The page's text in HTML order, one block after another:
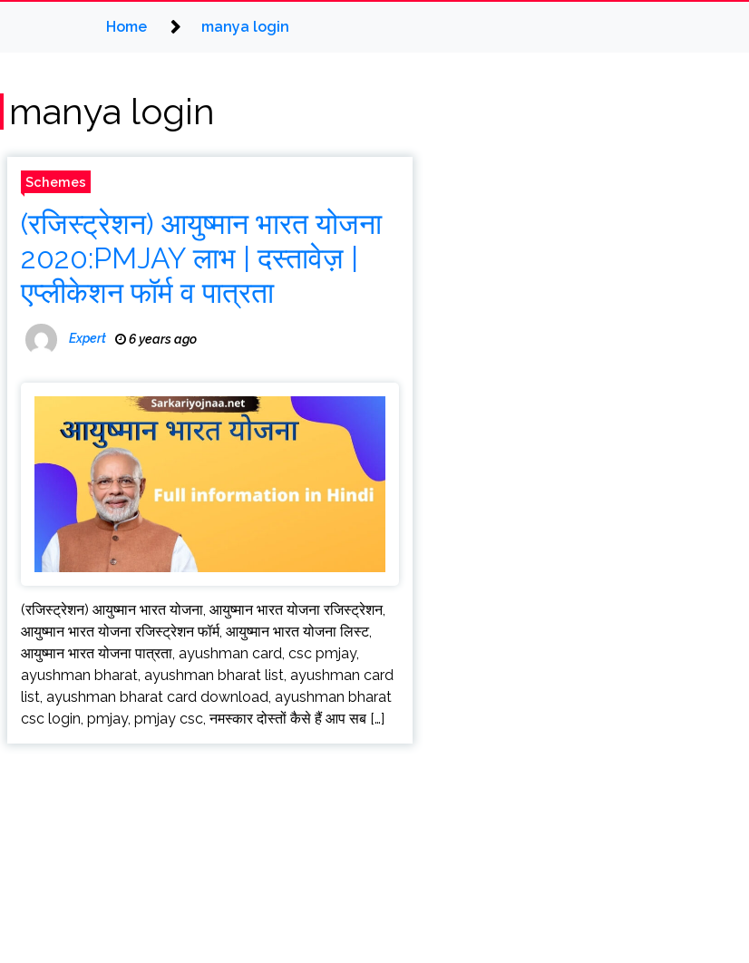
Home manya login
manya login
Schemes
(रजिस्ट्रेशन) आयुष्मान भारत योजना
2020:PMJAY लाभ | दस्तावेज़ |
एप्लीकेशन फॉर्म व पात्रता
Expert 6 years ago
(रजिस्ट्रेशन) आयुष्मान भारत योजना, आयुष्मान भारत योजना रजिस्ट्रेशन,
आयुष्मान भारत योजना रजिस्ट्रेशन फॉर्म, आयुष्मान भारत योजना लिस्ट,
आयुष्मान भारत योजना पात्रता, ayushman card, csc pmjay,
ayushman bharat, ayushman bharat list, ayushman card
list, ayushman bharat card download, ayushman bharat
csc login, pmjay, pmjay csc, नमस्कार दोस्तों कैसे हैं आप सब […]